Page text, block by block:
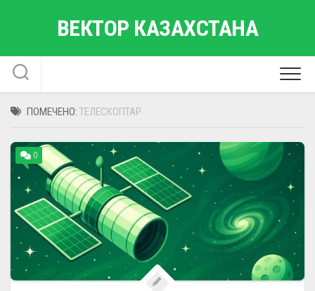
ВЕКТОР КАЗАХСТАНА
ПОМЕЧЕНО: ТЕЛЕСКОПТАР
0